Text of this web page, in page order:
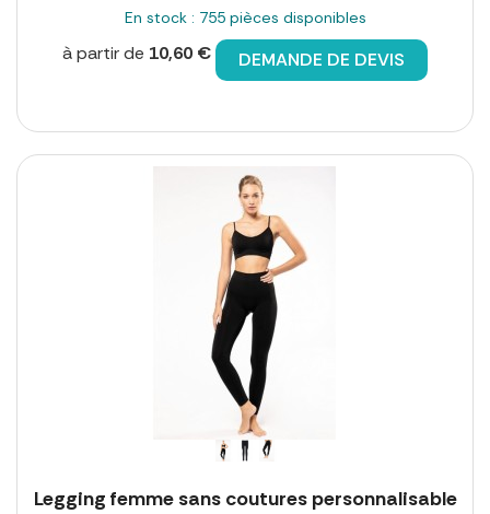
En stock : 755 pièces disponibles
à partir de 10,60 € DEMANDE DE DEVIS
Legging femme sans coutures personnalisable